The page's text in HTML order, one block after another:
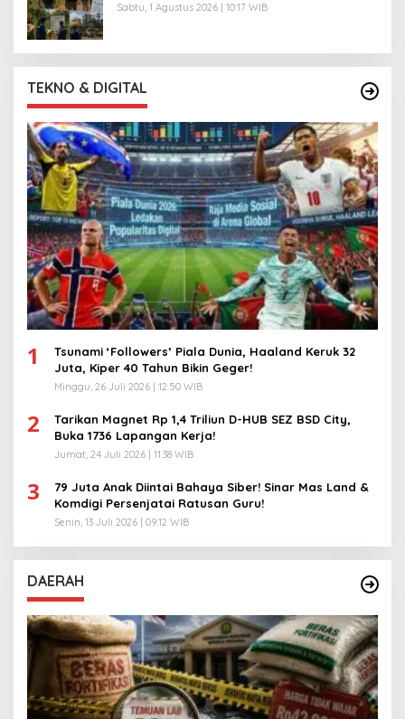
Sabtu, 1 Agustus 2026 | 10:17 WIB
TEKNO & DIGITAL
1
Tsunami ‘Followers’ Piala Dunia, Haaland Keruk 32
Juta, Kiper 40 Tahun Bikin Geger!
Minggu, 26 Juli 2026 | 12:50 WIB
2
Tarikan Magnet Rp 1,4 Triliun D-HUB SEZ BSD City,
Buka 1736 Lapangan Kerja!
Jumat, 24 Juli 2026 | 11:38 WIB
3
79 Juta Anak Diintai Bahaya Siber! Sinar Mas Land &
Komdigi Persenjatai Ratusan Guru!
Senin, 13 Juli 2026 | 09:12 WIB
DAERAH